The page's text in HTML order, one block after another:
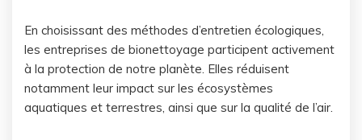
En choisissant des méthodes d’entretien écologiques,
les entreprises de bionettoyage participent activement
à la protection de notre planète. Elles réduisent
notamment leur impact sur les écosystèmes
aquatiques et terrestres, ainsi que sur la qualité de l’air.